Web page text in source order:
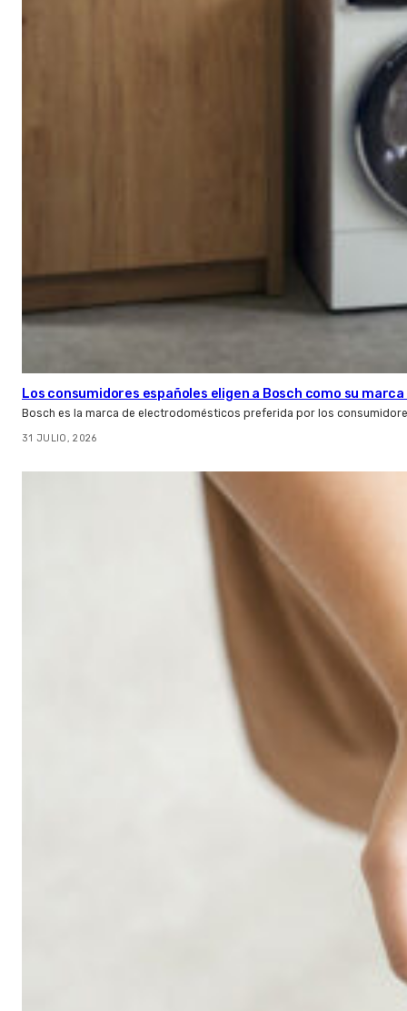
Los consumidores españoles eligen a Bosch como su
Bosch es la marca de electrodomésticos preferida por los
31 JULIO, 2026